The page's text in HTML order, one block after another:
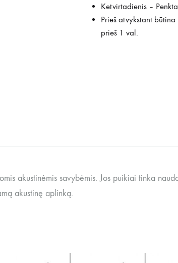
Ketvirtadienis –
Prieš atvykstant
prieš 1 val.
akustinėmis savybėmis. Jos puikiai tinka
akustinę aplinką.